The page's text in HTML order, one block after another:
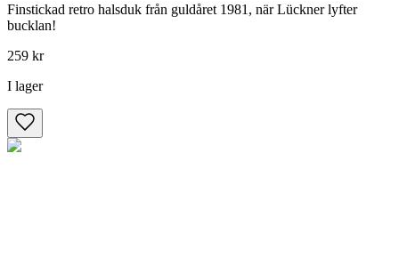
Finstickad retro halsduk från guldåret 1981, när Lückner lyfter
bucklan!
259 kr
I lager